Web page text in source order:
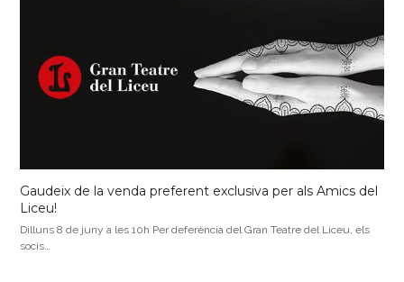
Gaudeix de la venda preferent exclusiva per als Amics del
Liceu!
Dilluns 8 de juny a les 10h Per deferència del Gran Teatre del Liceu, els
socis…